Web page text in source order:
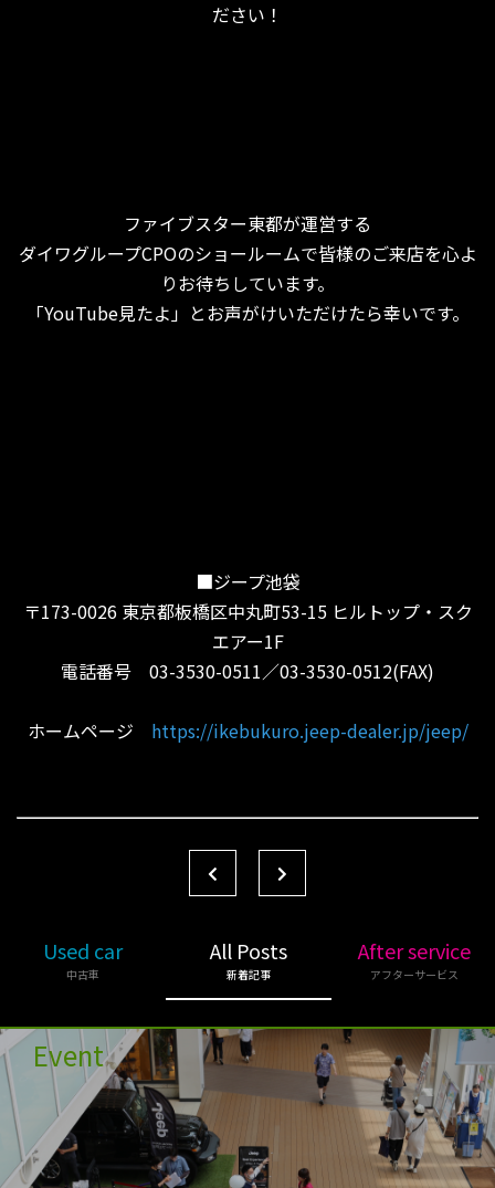
ださい！
ファイブスター東都が運営する
ダイワグループCPOのショールームで皆様のご来店を心よ
りお待ちしています。
「YouTube見たよ」とお声がけいただけたら幸いです。
■ジープ池袋
〒173-0026 東京都板橋区中丸町53-15 ヒルトップ・スク
エアー1F
電話番号 03-3530-0511／03-3530-0512(FAX)
ホームページ https://ikebukuro.jeep-dealer.jp/jeep/
Used car
中古車
All Posts
新着記事
After service
アフターサービス
Event